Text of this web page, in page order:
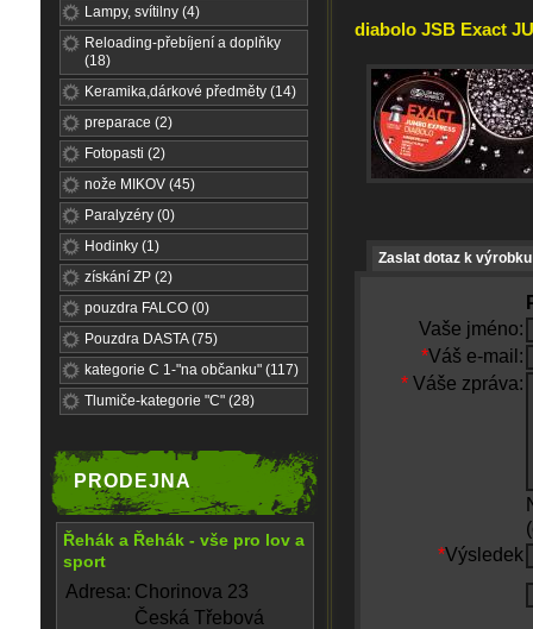
Lampy, svítilny (4)
Reloading-přebíjení a doplňky
(18)
Keramika,dárkové předměty (14)
preparace (2)
Fotopasti (2)
nože MIKOV (45)
Paralyzéry (0)
Hodinky (1)
získání ZP (2)
pouzdra FALCO (0)
Pouzdra DASTA (75)
kategorie C 1-"na občanku" (117)
Tlumiče-kategorie "C" (28)
PRODEJNA
Řehák a Řehák - vše pro lov a
sport
Adresa: Chorinova 23
Česká Třebová
diabolo JSB Exact
Zaslat dotaz k výrobku
Vaše jméno:
*Váš e-mail:
* Váše zpráva:
*Výsledek